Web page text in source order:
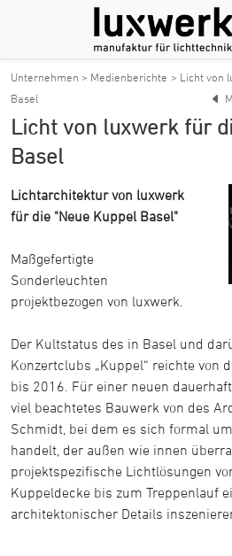
Unternehmen > Medienberichte > Licht von
Basel
Licht von luxwerk für
Basel
Lichtarchitektur von luxwerk
für die "Neue Kuppel Basel"
Maßgefertigte
Sonderleuchten
projektbezogen von luxwerk.
Der Kultstatus des in Basel und
Konzertclubs „Kuppel“ reichte von
bis 2016. Für einer neuen
viel beachtetes Bauwerk von des
Schmidt, bei dem es sich formal
handelt, der außen wie innen
projektspezifische Lichtlösungen
Kuppeldecke bis zum Treppenlauf
architektonischer Details